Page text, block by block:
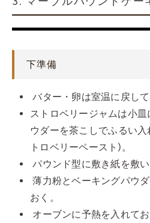
下準備
バター・卵は室温に戻して
ストロベリージャムは小
ウダーを茶こしでふるい
トロベリーペースト)。
パウンド型に敷き紙を敷い
薄力粉とベーキングパウ
おく。
オーブンに予熱を入れてお